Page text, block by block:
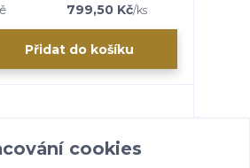
799,50 Kč/ks
Přidat do košíku
cookies